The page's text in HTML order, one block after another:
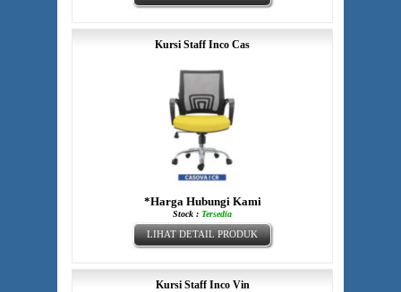
Kursi Staff Inco Cas
*Harga Hubungi Kami
Stock : Tersedia
LIHAT DETAIL PRODUK
Kursi Staff Inco Vin